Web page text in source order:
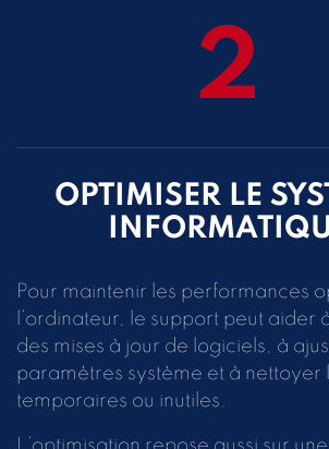
2
OPTIMISER LE
Pour maintenir les performances
l’ordinateur, le support peut aider
des mises à jour de logiciels, à
paramètres système et à nettoyer
temporaires ou inutiles.